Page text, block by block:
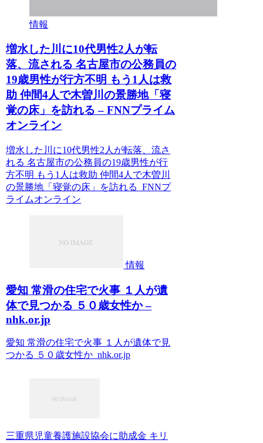
情報
増水した川に10代男性2人が転
落、流される 名古屋市の公務員の
19歳男性が行方不明 もう1人は救
助 仲間4人で木曽川の景勝地「寝
覚の床」を訪れる – FNNプライム
オンライン
増水した川に10代男性2人が転落、流さ
れる 名古屋市の公務員の19歳男性が行
方不明 もう1人は救助 仲間4人で木曽川
の景勝地「寝覚の床」を訪れる FNNプ
ライムオンライン
情報
愛知 常滑の住宅で火事 １人が遺
体で見つかる ５０歳女性か –
nhk.or.jp
愛知 常滑の住宅で火事 １人が遺体で見
つかる ５０歳女性か nhk.or.jp
三重県児童養護施設協会に助成金 キリ